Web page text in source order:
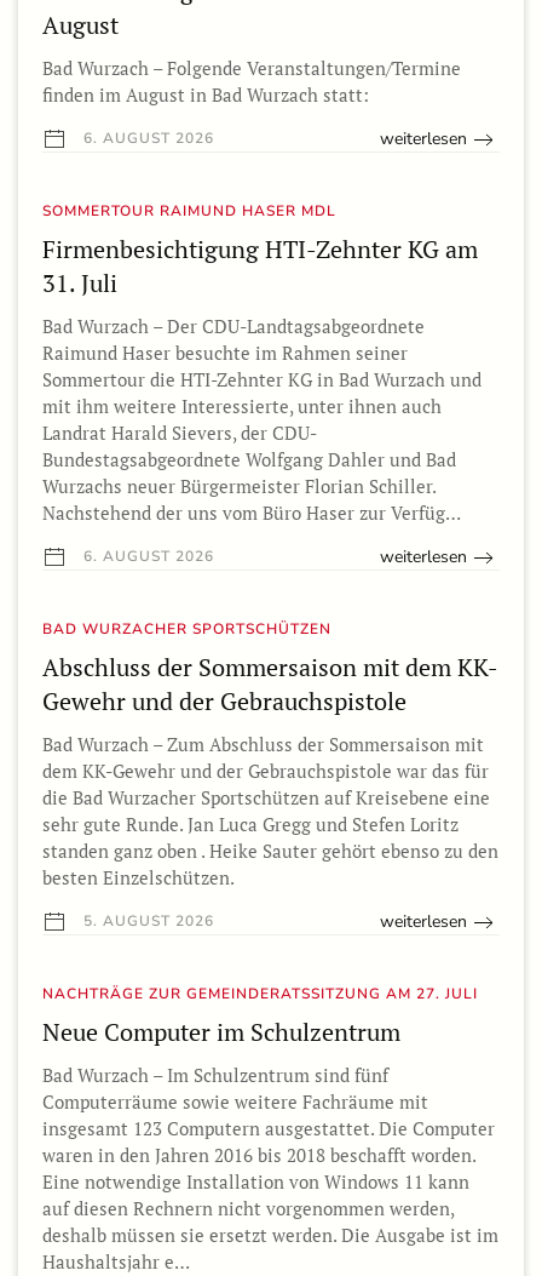
August
Bad Wurzach – Folgende Veranstaltungen/Termine
finden im August in Bad Wurzach statt:
6. AUGUST 2026 weiterlesen
SOMMERTOUR RAIMUND HASER MDL
Firmenbesichtigung HTI-Zehnter KG am
31. Juli
Bad Wurzach – Der CDU-Landtagsabgeordnete
Raimund Haser besuchte im Rahmen seiner
Sommertour die HTI-Zehnter KG in Bad Wurzach und
mit ihm weitere Interessierte, unter ihnen auch
Landrat Harald Sievers, der CDU-
Bundestagsabgeordnete Wolfgang Dahler und Bad
Wurzachs neuer Bürgermeister Florian Schiller.
Nachstehend der uns vom Büro Haser zur Verfüg…
6. AUGUST 2026 weiterlesen
BAD WURZACHER SPORTSCHÜTZEN
Abschluss der Sommersaison mit dem KK-
Gewehr und der Gebrauchspistole
Bad Wurzach – Zum Abschluss der Sommersaison mit
dem KK-Gewehr und der Gebrauchspistole war das für
die Bad Wurzacher Sportschützen auf Kreisebene eine
sehr gute Runde. Jan Luca Gregg und Stefen Loritz
standen ganz oben . Heike Sauter gehört ebenso zu den
besten Einzelschützen.
5. AUGUST 2026 weiterlesen
NACHTRÄGE ZUR GEMEINDERATSSITZUNG AM 27. JULI
Neue Computer im Schulzentrum
Bad Wurzach – Im Schulzentrum sind fünf
Computerräume sowie weitere Fachräume mit
insgesamt 123 Computern ausgestattet. Die Computer
waren in den Jahren 2016 bis 2018 beschafft worden.
Eine notwendige Installation von Windows 11 kann
auf diesen Rechnern nicht vorgenommen werden,
deshalb müssen sie ersetzt werden. Die Ausgabe ist im
Haushaltsjahr e…